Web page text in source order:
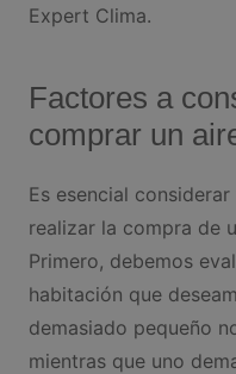
Expert Clima.
Factores a
comprar un
Es esencial
realizar la compra de
Primero, debemos
habitación que
demasiado pequeño
mientras que uno